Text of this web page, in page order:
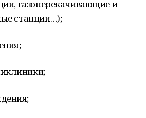
газоперекачивающие и
станции…);